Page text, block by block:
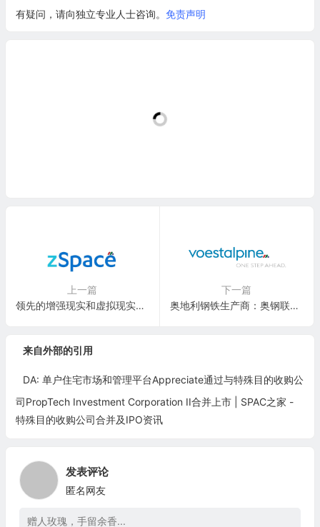
有疑问，请向独立专业人士咨询。 免责声明
上一篇
领先的增强现实和虚拟现实教育平台：zSpace, Inc.(ZSPC)
下一篇
奥地利钢铁生产商：奥钢联股份公司 Voestalpine AG (VLPNY)
来自外部的引用
DA: 单户住宅市场和管理平台Appreciate通过与特殊目的收购公
司PropTech Investment Corporation II合并上市 | SPAC之家 -
特殊目的收购公司合并及IPO资讯
发表评论
匿名网友